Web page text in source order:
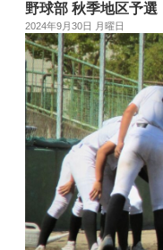
野球部 秋季地区予選
2024年9月30日 月曜日